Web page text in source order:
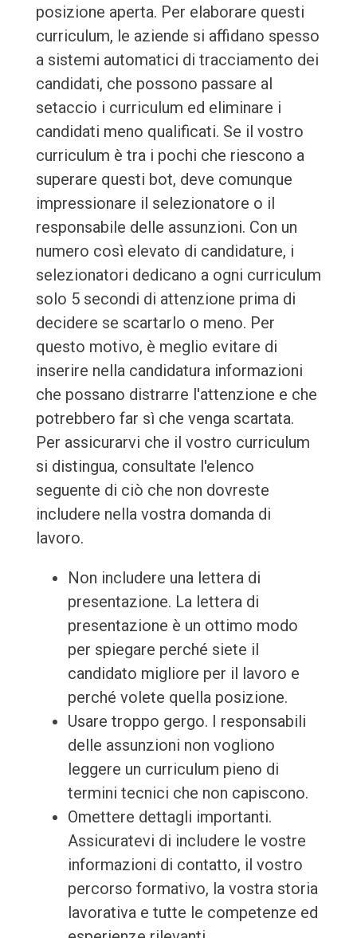
posizione aperta. Per elaborare questi
curriculum, le aziende si affidano spesso
a sistemi automatici di tracciamento dei
candidati, che possono passare al
setaccio i curriculum ed eliminare i
candidati meno qualificati. Se il vostro
curriculum è tra i pochi che riescono a
superare questi bot, deve comunque
impressionare il selezionatore o il
responsabile delle assunzioni. Con un
numero così elevato di candidature, i
selezionatori dedicano a ogni curriculum
solo 5 secondi di attenzione prima di
decidere se scartarlo o meno. Per
questo motivo, è meglio evitare di
inserire nella candidatura informazioni
che possano distrarre l'attenzione e che
potrebbero far sì che venga scartata.
Per assicurarvi che il vostro curriculum
si distingua, consultate l'elenco
seguente di ciò che non dovreste
includere nella vostra domanda di
lavoro.
Non includere una lettera di
presentazione. La lettera di
presentazione è un ottimo modo
per spiegare perché siete il
candidato migliore per il lavoro e
perché volete quella posizione.
Usare troppo gergo. I responsabili
delle assunzioni non vogliono
leggere un curriculum pieno di
termini tecnici che non capiscono.
Omettere dettagli importanti.
Assicuratevi di includere le vostre
informazioni di contatto, il vostro
percorso formativo, la vostra storia
lavorativa e tutte le competenze ed